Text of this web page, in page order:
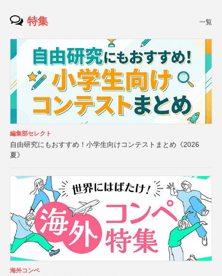
特集 一覧
編集部セレクト
自由研究にもおすすめ！小学生向けコンテストまとめ《2026
夏》
海外コンペ